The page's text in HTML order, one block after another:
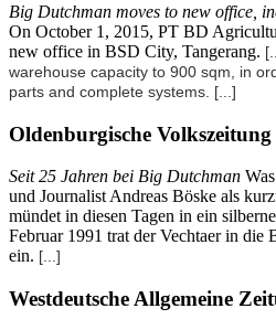
Big Dutchman moves to new office,
On October 1, 2015, PT BD
new office in BSD City, Tangerang.
warehouse capacity to 900 sqm, in
parts and complete systems. [...]
Oldenburgische
Seit 25 Jahren bei Big Dutchman
und Journalist Andreas Böske als
mündet in diesen Tagen in ein
Februar 1991 trat der Vechtaer in die
ein. [...]
Westdeutsche Allgemeine